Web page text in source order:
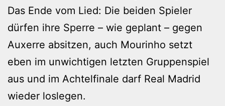
Das Ende vom Lied: Die beiden Spieler
dürfen ihre Sperre – wie geplant – gegen
Auxerre absitzen, auch Mourinho setzt
eben im unwichtigen letzten Gruppenspiel
aus und im Achtelfinale darf Real Madrid
wieder loslegen.